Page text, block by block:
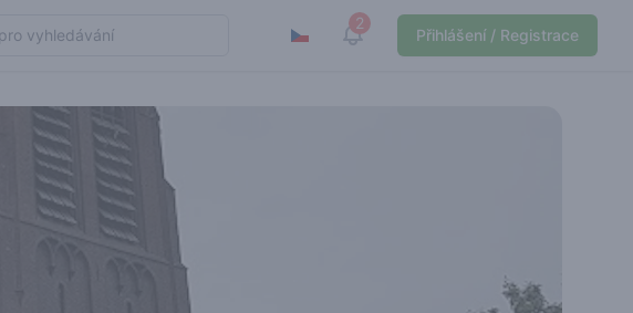
2
View notifications
Přihlášení / Registrace